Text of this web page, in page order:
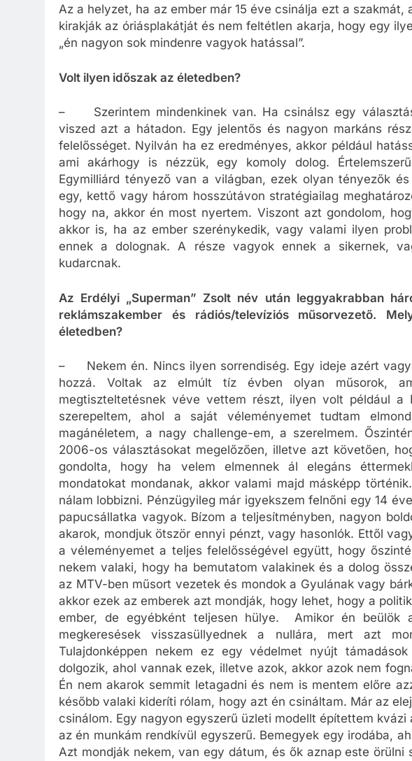
Az a helyzet, ha az ember már 15 éve csinálja ezt a szakmát,
kirakják az óriásplakátját és nem feltétlen akarja, hogy egy
„én nagyon sok mindenre vagyok hatással”.
Volt ilyen időszak az életedben?
– Szerintem mindenkinek van. Ha csinálsz egy
viszed azt a hátadon. Egy jelentős és nagyon markáns
felelősséget. Nyilván ha ez eredményes, akkor például
ami akárhogy is nézzük, egy komoly dolog.
Egymilliárd tényező van a világban, ezek olyan tényezők
egy, kettő vagy három hosszútávon stratégiailag
hogy na, akkor én most nyertem. Viszont azt gondolom,
akkor is, ha az ember szerénykedik, vagy valami ilyen
ennek a dolognak. A része vagyok ennek a sikernek,
kudarcnak.
Az Erdélyi „Superman” Zsolt név után leggyakrabban
reklámszakember és rádiós/televíziós műsorvezető.
életedben?
– Nekem én. Nincs ilyen sorrendiség. Egy ideje azért
hozzá. Voltak az elmúlt tíz évben olyan műsorok,
megtiszteltetésnek véve vettem részt, ilyen volt például a
szerepeltem, ahol a saját véleményemet tudtam
magánéletem, a nagy challenge-em, a szerelmem.
2006-os választásokat megelőzően, illetve azt követően,
gondolta, hogy ha velem elmennek ál elegáns
mondatokat mondanak, akkor valami majd másképp
nálam lobbizni. Pénzügyileg már igyekszem felnőni egy 14
papucsállatka vagyok. Bízom a teljesítményben, nagyon
akarok, mondjuk ötször ennyi pénzt, vagy hasonlók. Ettől
a véleményemet a teljes felelősségével együtt, hogy
nekem valaki, hogy ha bemutatom valakinek és a dolog
az MTV-ben műsort vezetek és mondok a Gyulának vagy
akkor ezek az emberek azt mondják, hogy lehet, hogy a
ember, de egyébként teljesen hülye. Amikor én beülök
megkeresések visszasüllyednek a nullára, mert azt
Tulajdonképpen nekem ez egy védelmet nyújt
dolgozik, ahol vannak ezek, illetve azok, akkor azok nem
Én nem akarok semmit letagadni és nem is mentem előre
később valaki kideríti rólam, hogy azt én csináltam. Már az
csinálom. Egy nagyon egyszerű üzleti modellt építettem
az én munkám rendkívül egyszerű. Bemegyek egy irodába,
Azt mondják nekem, van egy dátum, és ők aznap este örülni